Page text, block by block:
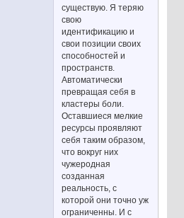
существую. Я теряю
свою
идентификацию и
свои позиции своих
способностей и
пространств.
Автоматически
превращая себя в
кластеры боли.
Оставшиеся мелкие
ресурсы проявляют
себя таким образом,
что вокруг них
чужеродная
созданная
реальность, с
которой они точно уж
ограниченны. И с